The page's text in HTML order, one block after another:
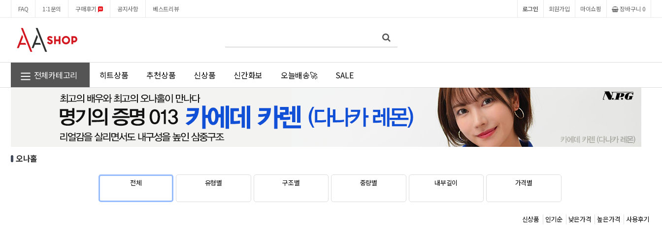
FAQ 1:1문의 구매후기 공지사항 베스트리뷰 장바구니 0
마이쇼핑
회원가입
로그인
몰
어
색
전체카테고리 히트상품 추천상품 신상품 신간화보 오늘배송🚀 SALE
오나홀
전체 유형별 구조별 중량별 내부길이 가격별
신상품 인기순 낮은가격 높은가격 사용후기